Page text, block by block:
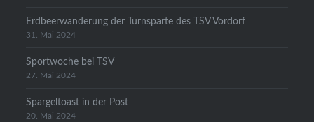
Erdbeerwanderung der Turnsparte des TSV Vordorf
31. Mai 2024
Sportwoche bei TSV
27. Mai 2024
Spargeltoast in der Post
20. Mai 2024